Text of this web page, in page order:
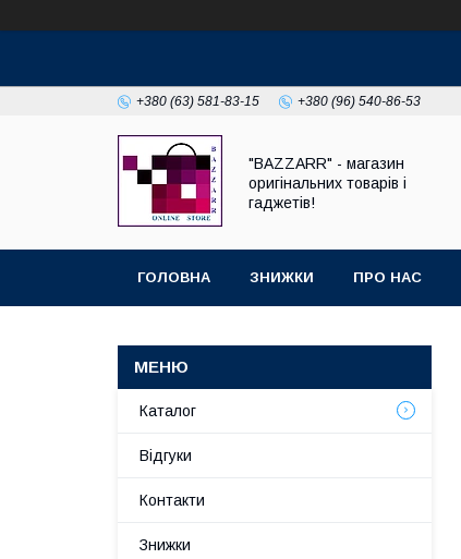
+380 (63) 581-83-15 +380 (96) 540-86-53
"BAZZARR" - магазин
оригінальних товарів і
гаджетів!
ГОЛОВНА ЗНИЖКИ ПРО НАС
Каталог
Відгуки
Контакти
Знижки